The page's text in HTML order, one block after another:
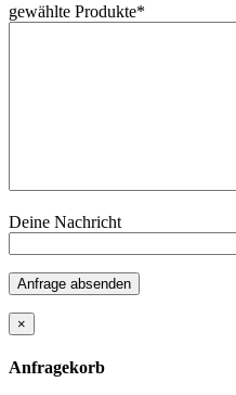
gewählte Produkte*
Deine Nachricht
Anfrage absenden
×
Anfragekorb